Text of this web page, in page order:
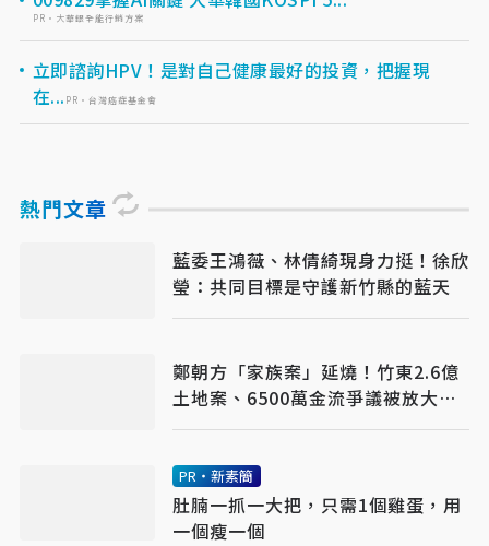
PR・大華銀全能行銷方案
立即諮詢HPV！是對自己健康最好的投資，把握現
在... PR・台灣癌症基金會
熱門文章
藍委王鴻薇、林倩綺現身力挺！徐欣
瑩：共同目標是守護新竹縣的藍天
鄭朝方「家族案」延燒！竹東2.6億
土地案、6500萬金流爭議被放大
吳子嘉曝恐「一屍五命」
PR・新素簡
肚腩一抓一大把，只需1個雞蛋，用
一個瘦一個